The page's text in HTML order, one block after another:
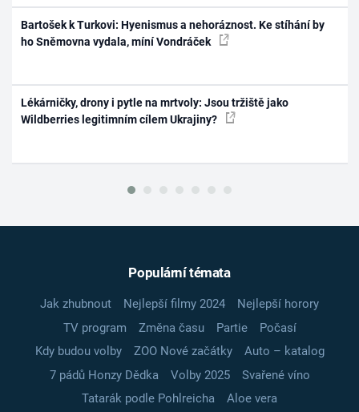
Bartošek k Turkovi: Hyenismus a nehoráznost. Ke stíhání by
ho Sněmovna vydala, míní Vondráček
Lékárničky, drony i pytle na mrtvoly: Jsou tržiště jako
Wildberries legitimním cílem Ukrajiny?
Populární témata
Jak zhubnout Nejlepší filmy 2024
Nejlepší horory
TV program
Změna času Partie
Počasí
Kdy budou volby
ZOO Nové začátky
Auto – katalog
7 pádů Honzy Dědka
Volby 2025
Svařené víno
Tatarák podle Pohlreicha
Aloe vera